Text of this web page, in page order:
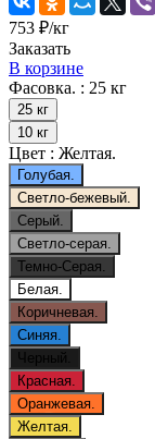
753 ₽/кг
Заказать
В корзине
Фасовка. : 25 кг
25 кг
10 кг
Цвет : Желтая.
Голубая.
Светло-бежевый.
Серый.
Светло-серая.
Темно-Серая.
Белая.
Коричневая.
Синяя.
Черный.
Красная.
Оранжевая.
Желтая.